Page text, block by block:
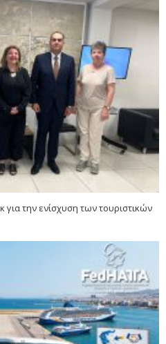
την ενίσχυση των τουριστικών